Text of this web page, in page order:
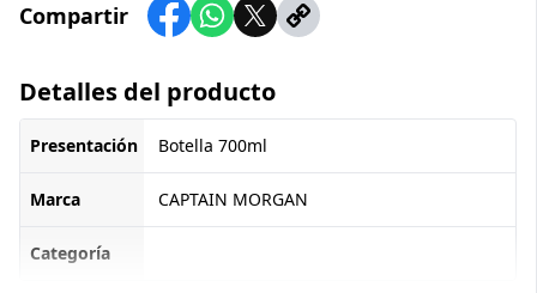
Compartir
Detalles del producto
Presentación Botella 700ml
Marca CAPTAIN MORGAN
Categoría